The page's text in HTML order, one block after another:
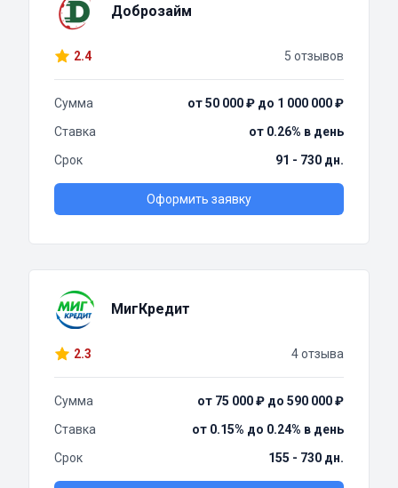
Доброзайм
2.4 5 отзывов
Сумма
от 50 000 ₽ до 1 000 000 ₽
Ставка
от 0.26% в день
Срок
91 - 730 дн.
Оформить заявку
МигКредит
2.3 4 отзыва
Сумма
от 75 000 ₽ до 590 000 ₽
Ставка
от 0.15% до 0.24% в день
Срок
155 - 730 дн.